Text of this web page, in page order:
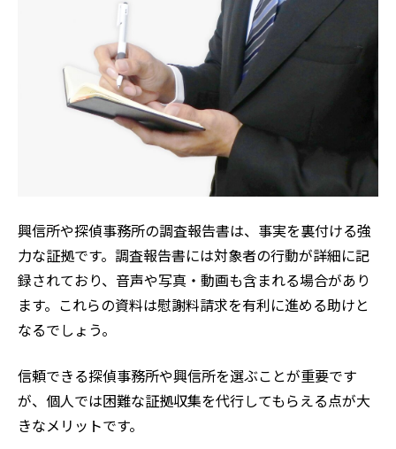
興信所や探偵事務所の調査報告書は、事実を裏付ける強
力な証拠です。調査報告書には対象者の行動が詳細に記
録されており、音声や写真・動画も含まれる場合があり
ます。これらの資料は慰謝料請求を有利に進める助けと
なるでしょう。
信頼できる探偵事務所や興信所を選ぶことが重要です
が、個人では困難な証拠収集を代行してもらえる点が大
きなメリットです。